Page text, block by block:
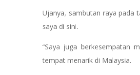
Ujanya, sambutan raya pada
saya di sini.
“Saya juga berkesempatan
tempat menarik di Malaysia.